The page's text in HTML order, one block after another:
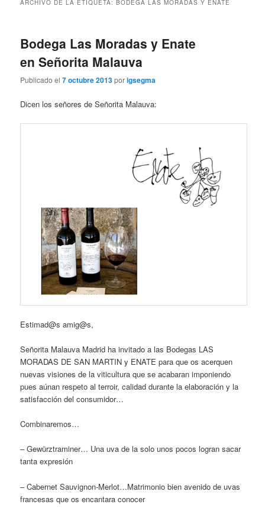
ARCHIVO DE LA ETIQUETA:BODEGA LAS MORADAS Y ENATE
Bodega Las Moradas y Enate
en Señorita Malauva
Publicado el7 octubre 2013porigsegma
Dicen los señores de Señorita Malauva:
Estimad@s amig@s,
Señorita Malauva Madrid ha invitado a las Bodegas LAS
MORADAS DE SAN MARTIN y ENATE para que os acerquen
nuevas visiones de la viticultura que se acabaran imponiendo
pues aúnan respeto al terroir, calidad durante la elaboración y la
satisfacción del consumidor…
Combinaremos…
– Gewürztraminer… Una uva de la solo unos pocos logran sacar
tanta expresión
– Cabernet Sauvignon-Merlot…Matrimonio bien avenido de uvas
francesas que os encantara conocer